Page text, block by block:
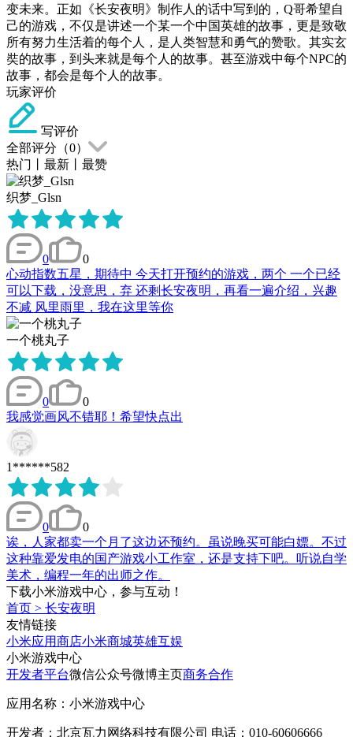
变未来。正如《长安夜明》制作人的话中写到的，Q哥希望自
己的游戏，不仅是讲述一个某一个中国英雄的故事，更是致敬
所有努力生活着的每个人，是人类智慧和勇气的赞歌。其实玄
奘的故事，到头来就是每个人的故事。甚至游戏中每个NPC的
故事，都会是每个人的故事。
玩家评价
写评价
全部评分（0）
热门
最新 最赞
织梦_Glsn
0
0
心动指数五星，期待中 今天打开预约的游戏，两个 一个已经
可以下载，没意思，弃 还剩长安夜明，再看一遍介绍，兴趣
不减 风里雨里，我在这里等你
一个桃丸子
0
0
我感觉画风不错耶！希望快点出
1******582
0
0
诶，人家都卖一个月了这边还预约。虽说晚买可能白嫖。不过
这种靠爱发电的国产游戏小工作室，还是支持下吧。听说自学
美术，编程一年的出师之作。
下载小米游戏中心，参与互动！
首页 > 长安夜明
友情链接
小米应用商店小米商城英雄互娱
小米游戏中心
开发者平台微信公众号微博主页商务合作
应用名称：小米游戏中心
开发者：北京瓦力网络科技有限公司 电话：010-60606666